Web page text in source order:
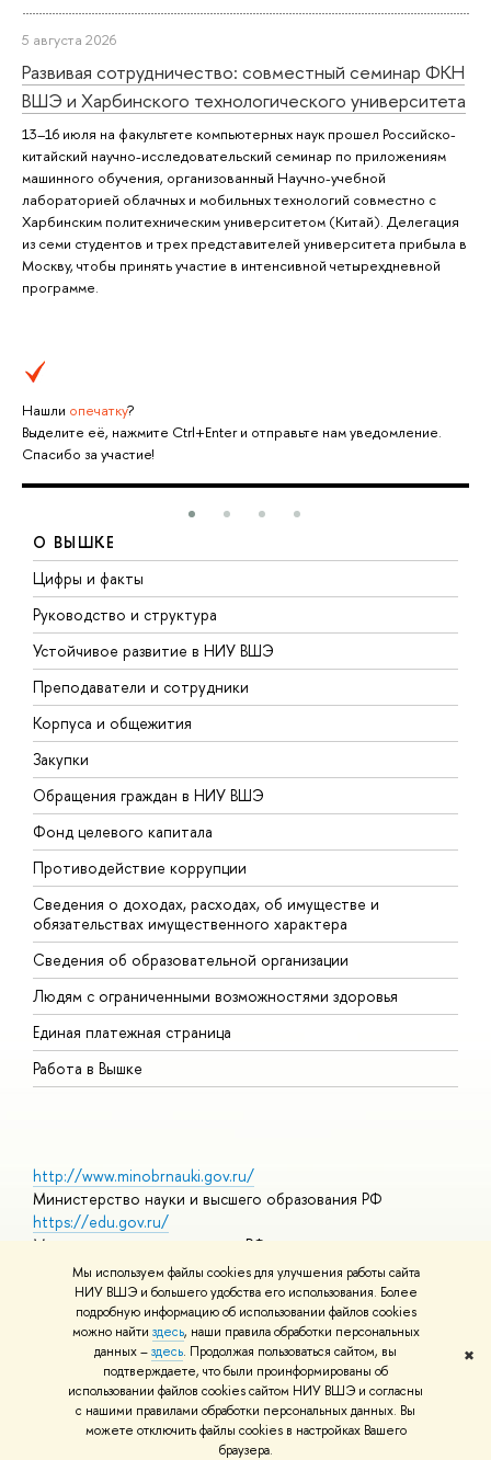
Мы используем файлы cookies для улучшения работы сайта
НИУ ВШЭ и большего удобства его использования. Более
подробную информацию об использовании файлов cookies
можно найти здесь, наши правила обработки персональных
данных –здесь. Продолжая пользоваться сайтом, вы
подтверждаете, что были проинформированы об
использовании файлов cookies сайтом НИУ ВШЭ и согласны
с нашими правилами обработки персональных данных. Вы
можете отключить файлы cookies в настройках Вашего
браузера.
✖
5 августа 2026
Развивая сотрудничество: совместный семинар ФКН
ВШЭ и Харбинского технологического университета
13–16 июля на факультете компьютерных наук прошел Российско-
китайский научно-исследовательский семинар по приложениям
машинного обучения, организованный Научно-учебной
лабораторией облачных и мобильных технологий совместно с
Харбинским политехническим университетом (Китай). Делегация
из семи студентов и трех представителей университета прибыла в
Москву, чтобы принять участие в интенсивной четырехдневной
программе.
Нашли опечатку?
Выделите её, нажмите Ctrl+Enter и отправьте нам уведомление.
Спасибо за участие!
О ВЫШКЕ
Цифры и факты
Руководство и структура
Устойчивое развитие в НИУ ВШЭ
Преподаватели и сотрудники
Корпуса и общежития
Закупки
Обращения граждан в НИУ ВШЭ
Фонд целевого капитала
Противодействие коррупции
Сведения о доходах, расходах, об имуществе и
обязательствах имущественного характера
Сведения об образовательной организации
Людям с ограниченными возможностями здоровья
Единая платежная страница
Работа в Вышке
http://www.minobrnauki.gov.ru/
Министерство науки и высшего образования РФ
https://edu.gov.ru/
Министерство просвещения РФ
https://elearning.hse.ru/mooc
Массовые открытые онлайн-курсы
© НИУ ВШЭ 1993–2026 Адреса и контактыУсловия
использования материалов Политика конфиденциальности
Шрифты HSE Sans и HSE Slab разработаны вШколе дизайна НИУ